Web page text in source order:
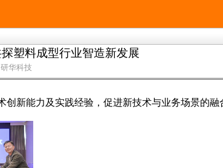
塑料成型行业智造新发展
华科技
新能力及实践经验，促进新技术与业务场景的融